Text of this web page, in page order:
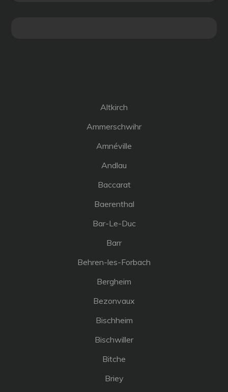
Altkirch
Ammerschwihr
Amnéville
Andlau
Baccarat
Baerenthal
Bar-Le-Duc
Barr
Behren-les-Forbach
Bergheim
Bezonvaux
Bischheim
Bischwiller
Bitche
Briey